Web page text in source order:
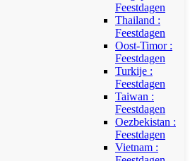
Feestdagen
Thailand :
Feestdagen
Oost-Timor :
Feestdagen
Turkije :
Feestdagen
Taiwan :
Feestdagen
Oezbekistan :
Feestdagen
Vietnam :